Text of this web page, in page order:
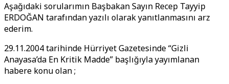
Aşağıdaki sorularımın Başbakan Sayın Recep Tayyip
ERDOĞAN tarafından yazılı olarak yanıtlanmasını arz
ederim.
29.11.2004 tarihinde Hürriyet Gazetesinde “Gizli
Anayasa’da En Kritik Madde” başlığıyla yayımlanan
habere konu olan ;